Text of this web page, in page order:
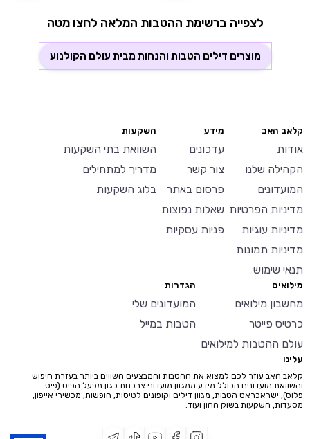
תכנית מהירה ב
לצפייה ברשימת ההטבות המלאה לחצו מטה
מוצרים דילים הטבות והנחות מבית עולם הקולנוע
קלאב האב
אודות
הקהילה שלנו
המועדונים
מדיניות הפרטיות
מדיניות עוגיות
מדיניות תמונות
תנאי שימוש
מידע
עדכונים
צור קשר
פרסום באתר
שאלות נפוצות
פניות עסקיות
השקעות
השוואת בתי השקעות
מדריך למתחילים
בלוג השקעות
מילואים
מחשבון מילואים
כרטיס פייטר
עולם ההטבות למילואים
הגדרות
המועדונים שלי
הטבות במייל
עלינו
קלאב האב עוזר לכם למצוא את ההטבות והמבצעים השווים ביותר בעזרת חיפוש
והשוואת מועדונים הכולל מידע ממגוון מועדוני צרכנות כגון מפעל הפיס (פיס
פלוס), ישראכראט הטבות, מגוון דילים וקופונים לטיסות, חופשות, מכשירי אייפון,
מסעדות, השקעות בשוק ההון ועוד.